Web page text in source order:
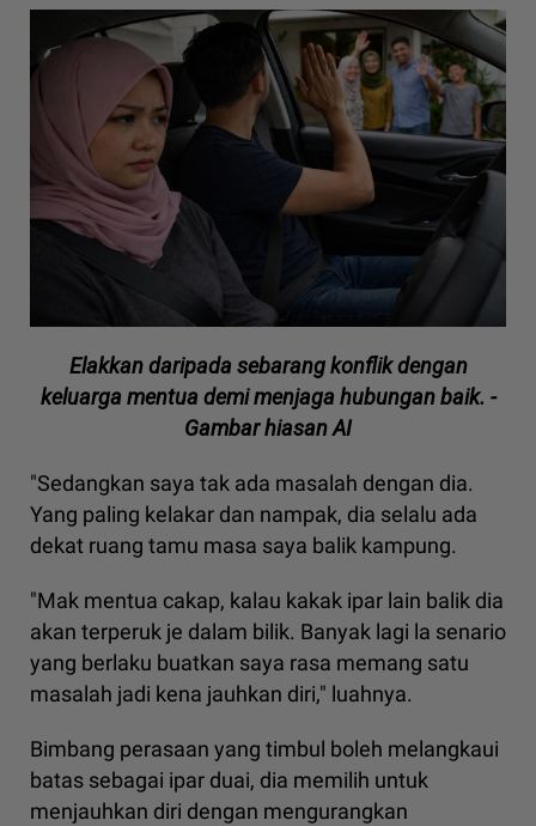
Elakkan daripada sebarang konflik dengan
keluarga mentua demi menjaga hubungan baik. -
Gambar hiasan AI
"Sedangkan saya tak ada masalah dengan dia.
Yang paling kelakar dan nampak, dia selalu ada
dekat ruang tamu masa saya balik kampung.
"Mak mentua cakap, kalau kakak ipar lain balik dia
akan terperuk je dalam bilik. Banyak lagi la senario
yang berlaku buatkan saya rasa memang satu
masalah jadi kena jauhkan diri," luahnya.
Bimbang perasaan yang timbul boleh melangkaui
batas sebagai ipar duai, dia memilih untuk
menjauhkan diri dengan mengurangkan